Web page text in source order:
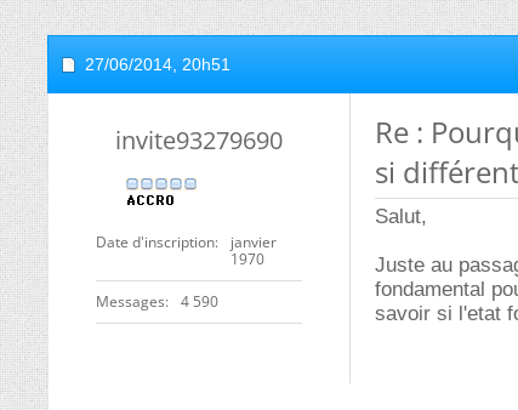
27/06/2014, 20h51
invite93279690
Date d'inscription
janvier
1970
Messages 4 590
Re :
si
Salut,
Juste au
fondamental
savoir si l'etat